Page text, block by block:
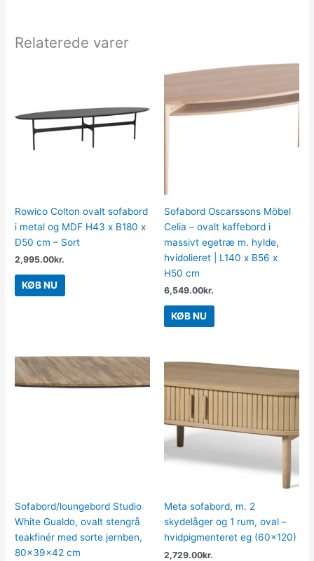
Relaterede varer
Rowico Colton ovalt sofabord
i metal og MDF H43 x B180 x
D50 cm – Sort
2,995.00kr.
KØB NU
Sofabord Oscarssons Möbel
Celia – ovalt kaffebord i
massivt egetræ m. hylde,
hvidolieret | L140 x B56 x
H50 cm
6,549.00kr.
KØB NU
Sofabord/loungebord Studio
White Gualdo, ovalt stengrå
teakfinér med sorte jernben,
80x39x42 cm
Meta sofabord, m. 2
skydelåger og 1 rum, oval –
hvidpigmenteret eg (60×120)
2,729.00kr.